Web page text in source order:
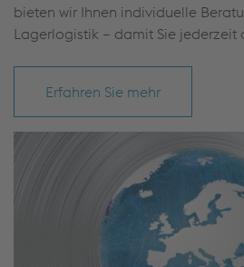
bieten wir Ihnen individuelle
Lagerlogistik – damit Sie jederzeit
Erfahren Sie mehr